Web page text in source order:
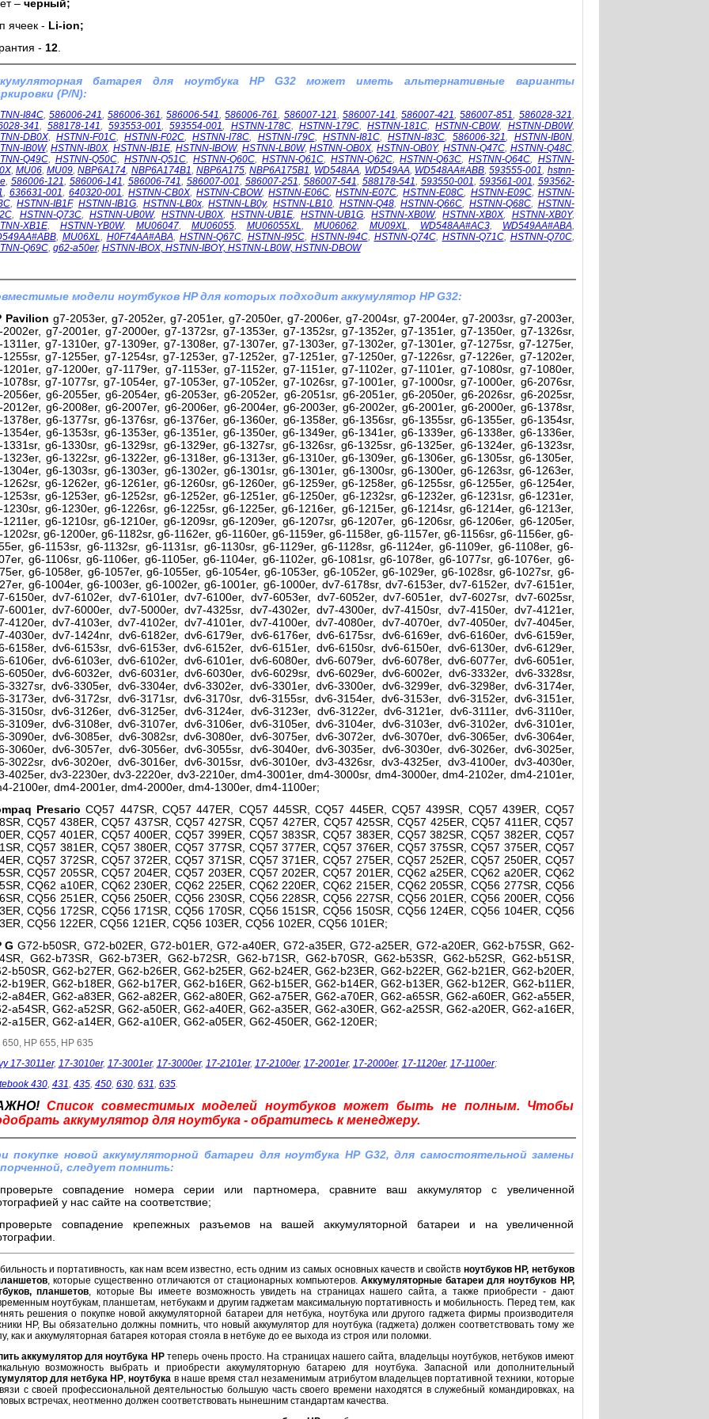
– черный;
ячеек - Li-ion;
- 12.
батарея для ноутбука HP G32 может иметь альтернативные варианты
(P/N):
I84C, 586006-241, 586006-361,586006-541,586006-761, 586007-121, 586007-141,586007-421,586007-851, 586028-321,
341, 588178-141, 593553-001,593554-001, HSTNN-178C, HSTNN-179C, HSTNN-181C,HSTNN-CB0W, HSTNN-DB0W,
DB0X, HSTNN-F01C, HSTNN-F02C,HSTNN-I78C, HSTNN-I79C, HSTNN-I81C, HSTNN-I83C,586006-321, HSTNN-IB0N,
IB0W,HSTNN-IB0X, HSTNN-IB1E, HSTNN-IBOW, HSTNN-LB0W,HSTNN-OB0X, HSTNN-OB0Y, HSTNN-Q47C, HSTNN-Q48C,
Q49C, HSTNN-Q50C, HSTNN-Q51C, HSTNN-Q60C, HSTNN-Q61C,HSTNN-Q62C,HSTNN-Q63C,HSTNN-Q64C, HSTNN-
, MU06,MU09,NBP6A174, NBP6A174B1, NBP6A175,NBP6A175B1, WD548AA, WD549AA, WD548AA#ABB,593555-001, hstnn-
, 586006-121, 586006-141, 586006-741, 586007-001, 586007-251, 586007-541, 588178-541, 593550-001, 593561-001, 593562-
, 636631-001, 640320-001, HSTNN-CB0X, HSTNN-CBOW,HSTNN-E06C,HSTNN-E07C,HSTNN-E08C, HSTNN-E09C, HSTNN-
,HSTNN-IB1F, HSTNN-IB1G, HSTNN-LB0x,HSTNN-LB0y, HSTNN-LB10, HSTNN-Q48,HSTNN-Q66C, HSTNN-Q68C, HSTNN-
, HSTNN-Q73C, HSTNN-UB0W, HSTNN-UB0X, HSTNN-UB1E,HSTNN-UB1G,HSTNN-XB0W,HSTNN-XB0X, HSTNN-XB0Y,
XB1E, HSTNN-YB0W, MU06047, MU06055, MU06055XL, MU06062, MU09XL, WD548AA#AC3, WD549AA#ABA,
, MU06XL, H0F74AA#ABA, HSTNN-Q67C, HSTNN-I95C, HSTNN-I94C, HSTNN-Q74C, HSTNN-Q71C, HSTNN-Q70C,
Q69C, g62-a50er, HSTNN-IBOX, HSTNN-IBOY, HSTNN-LB0W, HSTNN-DBOW
модели ноутбуков HP для которых подходит аккумулятор HP G32:
Pavilion g7-2053er, g7-2052er, g7-2051er, g7-2050er, g7-2006er, g7-2004sr, g7-2004er, g7-2003sr, g7-2003er,
2002er, g7-2001er, g7-2000er, g7-1372sr, g7-1353er, g7-1352sr, g7-1352er, g7-1351er, g7-1350er, g7-1326sr,
1311er, g7-1310er, g7-1309er, g7-1308er, g7-1307er, g7-1303er, g7-1302er, g7-1301er, g7-1275sr, g7-1275er,
1255sr, g7-1255er, g7-1254sr, g7-1253er, g7-1252er, g7-1251er, g7-1250er, g7-1226sr, g7-1226er, g7-1202er,
1201er, g7-1200er, g7-1179er, g7-1153er, g7-1152er, g7-1151er, g7-1102er, g7-1101er, g7-1080sr, g7-1080er,
1078sr, g7-1077sr, g7-1054er, g7-1053er, g7-1052er, g7-1026sr, g7-1001er, g7-1000sr, g7-1000er, g6-2076sr,
2056er, g6-2055er, g6-2054er, g6-2053er, g6-2052er, g6-2051sr, g6-2051er, g6-2050er, g6-2026sr, g6-2025sr,
2012er, g6-2008er, g6-2007er, g6-2006er, g6-2004er, g6-2003er, g6-2002er, g6-2001er, g6-2000er, g6-1378sr,
1378er, g6-1377sr, g6-1376sr, g6-1376er, g6-1360er, g6-1358er, g6-1356sr, g6-1355sr, g6-1355er, g6-1354sr,
1354er, g6-1353sr, g6-1353er, g6-1351er, g6-1350er, g6-1349er, g6-1341er, g6-1339er, g6-1338er, g6-1336er,
1331sr, g6-1330sr, g6-1329sr, g6-1329er, g6-1327sr, g6-1326sr, g6-1325sr, g6-1325er, g6-1324er, g6-1323sr,
1323er, g6-1322sr, g6-1322er, g6-1318er, g6-1313er, g6-1310er, g6-1309er, g6-1306er, g6-1305sr, g6-1305er,
1304er, g6-1303sr, g6-1303er, g6-1302er, g6-1301sr, g6-1301er, g6-1300sr, g6-1300er, g6-1263sr, g6-1263er,
1262sr, g6-1262er, g6-1261er, g6-1260sr, g6-1260er, g6-1259er, g6-1258er, g6-1255sr, g6-1255er, g6-1254er,
1253sr, g6-1253er, g6-1252sr, g6-1252er, g6-1251er, g6-1250er, g6-1232sr, g6-1232er, g6-1231sr, g6-1231er,
1230sr, g6-1230er, g6-1226sr, g6-1225sr, g6-1225er, g6-1216er, g6-1215er, g6-1214sr, g6-1214er, g6-1213er,
1211er, g6-1210sr, g6-1210er, g6-1209sr, g6-1209er, g6-1207sr, g6-1207er, g6-1206sr, g6-1206er, g6-1205er,
1202sr, g6-1200er, g6-1182sr, g6-1162er, g6-1160er, g6-1159er, g6-1158er, g6-1157er, g6-1156sr, g6-1156er, g6-
g6-1153sr, g6-1132sr, g6-1131sr, g6-1130sr, g6-1129er, g6-1128sr, g6-1124er, g6-1109er, g6-1108er, g6-
g6-1106sr, g6-1106er, g6-1105er, g6-1104er, g6-1102er, g6-1081sr, g6-1078er, g6-1077sr, g6-1076er, g6-
g6-1058er, g6-1057er, g6-1055er, g6-1054er, g6-1053er, g6-1052er, g6-1029er, g6-1028sr, g6-1027sr, g6-
g6-1004er, g6-1003er, g6-1002er, g6-1001er, g6-1000er, dv7-6178sr, dv7-6153er, dv7-6152er, dv7-6151er,
6150er, dv7-6102er, dv7-6101er, dv7-6100er, dv7-6053er, dv7-6052er, dv7-6051er, dv7-6027sr, dv7-6025sr,
6001er, dv7-6000er, dv7-5000er, dv7-4325sr, dv7-4302er, dv7-4300er, dv7-4150sr, dv7-4150er, dv7-4121er,
4120er, dv7-4103er, dv7-4102er, dv7-4101er, dv7-4100er, dv7-4080er, dv7-4070er, dv7-4050er, dv7-4045er,
4030er, dv7-1424nr, dv6-6182er, dv6-6179er, dv6-6176er, dv6-6175sr, dv6-6169er, dv6-6160er, dv6-6159er,
6158er, dv6-6153sr, dv6-6153er, dv6-6152er, dv6-6151er, dv6-6150sr, dv6-6150er, dv6-6130er, dv6-6129er,
6106er, dv6-6103er, dv6-6102er, dv6-6101er, dv6-6080er, dv6-6079er, dv6-6078er, dv6-6077er, dv6-6051er,
6050er, dv6-6032er, dv6-6031er, dv6-6030er, dv6-6029sr, dv6-6029er, dv6-6002er, dv6-3332er, dv6-3328sr,
3327sr, dv6-3305er, dv6-3304er, dv6-3302er, dv6-3301er, dv6-3300er, dv6-3299er, dv6-3298er, dv6-3174er,
3173er, dv6-3172sr, dv6-3171sr, dv6-3170sr, dv6-3155sr, dv6-3154er, dv6-3153er, dv6-3152er, dv6-3151er,
3150sr, dv6-3126er, dv6-3125er, dv6-3124er, dv6-3123er, dv6-3122er, dv6-3121er, dv6-3111er, dv6-3110er,
3109er, dv6-3108er, dv6-3107er, dv6-3106er, dv6-3105er, dv6-3104er, dv6-3103er, dv6-3102er, dv6-3101er,
3090er, dv6-3085er, dv6-3082sr, dv6-3080er, dv6-3075er, dv6-3072er, dv6-3070er, dv6-3065er, dv6-3064er,
3060er, dv6-3057er, dv6-3056er, dv6-3055sr, dv6-3040er, dv6-3035er, dv6-3030er, dv6-3026er, dv6-3025er,
3022sr, dv6-3020er, dv6-3016er, dv6-3015sr, dv6-3010er, dv3-4326sr, dv3-4325er, dv3-4100er, dv3-4030er,
4025er, dv3-2230er, dv3-2220er, dv3-2210er, dm4-3001er, dm4-3000sr, dm4-3000er, dm4-2102er, dm4-2101er,
2100er, dm4-2001er, dm4-2000er, dm4-1300er, dm4-1100er;
PresarioCQ57 447SR, CQ57 447ER, CQ57 445SR, CQ57 445ER, CQ57 439SR, CQ57 439ER, CQ57
CQ57 438ER, CQ57 437SR, CQ57 427SR, CQ57 427ER, CQ57 425SR, CQ57 425ER, CQ57 411ER, CQ57
CQ57 401ER, CQ57 400ER, CQ57 399ER, CQ57 383SR, CQ57 383ER, CQ57 382SR, CQ57 382ER, CQ57
CQ57 381ER, CQ57 380ER, CQ57 377SR, CQ57 377ER, CQ57 376ER, CQ57 375SR, CQ57 375ER, CQ57
CQ57 372SR, CQ57 372ER, CQ57 371SR, CQ57 371ER, CQ57 275ER, CQ57 252ER, CQ57 250ER, CQ57
CQ57 205SR, CQ57 204ER, CQ57 203ER, CQ57 202ER, CQ57 201ER, CQ62 a25ER, CQ62 a20ER, CQ62
CQ62 a10ER, CQ62 230ER, CQ62 225ER, CQ62 220ER, CQ62 215ER, CQ62 205SR, CQ56 277SR, CQ56
CQ56 251ER, CQ56 250ER, CQ56 230SR, CQ56 228SR, CQ56 227SR, CQ56 201ER, CQ56 200ER, CQ56
CQ56 172SR, CQ56 171SR, CQ56 170SR, CQ56 151SR, CQ56 150SR, CQ56 124ER, CQ56 104ER, CQ56
CQ56 122ER, CQ56 121ER, CQ56 103ER, CQ56 102ER, CQ56 101ER;
GG72-b50SR, G72-b02ER, G72-b01ER, G72-a40ER, G72-a35ER, G72-a25ER, G72-a20ER, G62-b75SR, G62-
G62-b73SR, G62-b73ER, G62-b72SR, G62-b71SR, G62-b70SR, G62-b53SR, G62-b52SR, G62-b51SR,
b50SR, G62-b27ER, G62-b26ER, G62-b25ER, G62-b24ER, G62-b23ER, G62-b22ER, G62-b21ER, G62-b20ER,
b19ER, G62-b18ER, G62-b17ER, G62-b16ER, G62-b15ER, G62-b14ER, G62-b13ER, G62-b12ER, G62-b11ER,
a84ER, G62-a83ER, G62-a82ER, G62-a80ER, G62-a75ER, G62-a70ER, G62-a65SR, G62-a60ER, G62-a55ER,
a54SR, G62-a52SR, G62-a50ER, G62-a40ER, G62-a35ER, G62-a30ER, G62-a25SR, G62-a20ER, G62-a16ER,
a15ER, G62-a14ER, G62-a10ER, G62-a05ER, G62-450ER, G62-120ER;
650, HP 655, HP 635
17-3011er, 17-3010er, 17-3001er, 17-3000er, 17-2101er, 17-2100er, 17-2001er, 17-2000er, 17-1120er, 17-1100er;
430, 431, 435, 450, 630, 631, 635.
Список совместимых моделей ноутбуков может быть не полным. Чтобы
аккумулятор для ноутбука - обратитесь к менеджеру.
покупке новой аккумуляторной батареи для ноутбука HP G32, для самостоятельной замены
следует помнить:
совпадение номера серии или партномера, сравните ваш аккумулятор с увеличенной
у нас сайте на соответствие;
совпадение крепежных разъемов на вашей аккумуляторной батареи и на увеличенной
и портативность, как нам всем известно, есть одним из самых основных качеств и свойств ноутбуков HP, нетбуков
, которые существенно отличаются от стационарных компьютеров.Аккумуляторные батареи для ноутбуков HP,
планшетов, которые Вы имеете возможность увидеть на страницах нашего сайта, а также приобрести - дают
ноутбукам, планшетам, нетбукакм и другим гаджетам максимальную портативность и мобильность. Перед тем, как
решения о покупке новой аккумуляторной батареи для нетбука, ноутбука или другого гаджета фирмы производителя
HP, Вы обязательно должны помнить, что новый аккумулятор для ноутбука (гаджета) должен соответствовать тому же
как и аккумуляторная батарея которая стояла в нетбуке до ее выхода из строя или поломки.
аккумулятор для ноутбука HPтеперь очень просто. На страницах нашего сайта, владельцы ноутбуков, нетбуков имеют
возможность выбрать и приобрести аккумуляторную батарею для ноутбука. Запасной или дополнительный
для нетбука HP,ноутбука в наше время стал незаменимым атрибутом владельцев портативной техники, которые
с своей профессиональной деятельностью большую часть своего времени находятся в служебный командировках, на
встречах, неотменно должен соответствовать нынешним стандартам качества.